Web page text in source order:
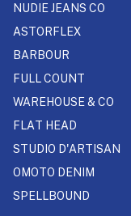
NUDIE JEANS CO
ASTORFLEX
BARBOUR
FULL COUNT
WAREHOUSE & CO
FLAT HEAD
STUDIO D'ARTISAN
OMOTO DENIM
SPELLBOUND